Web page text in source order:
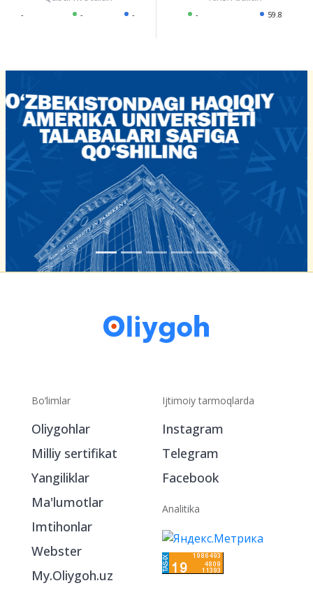
- - - - 59.8
Bo‘limlar
Oliygohlar
Milliy sertifikat
Yangiliklar
Ma'lumotlar
Imtihonlar
Webster
My.Oliygoh.uz
Ijtimoiy tarmoqlarda
Instagram
Telegram
Facebook
Analitika